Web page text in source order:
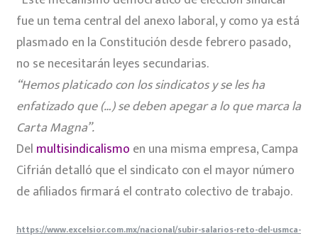
fue un tema central del anexo laboral, y como ya está
plasmado en la Constitución desde febrero pasado,
no se necesitarán leyes secundarias.
“Hemos platicado con los sindicatos y se les ha
enfatizado que (…) se deben apegar a lo que marca la
Carta Magna”.
Del multisindicalismo en una misma empresa, Campa
Cifrián detalló que el sindicato con el mayor número
de afiliados firmará el contrato colectivo de trabajo.
https://www.excelsior.com.mx/nacional/subir-salarios-reto-del-usmca-